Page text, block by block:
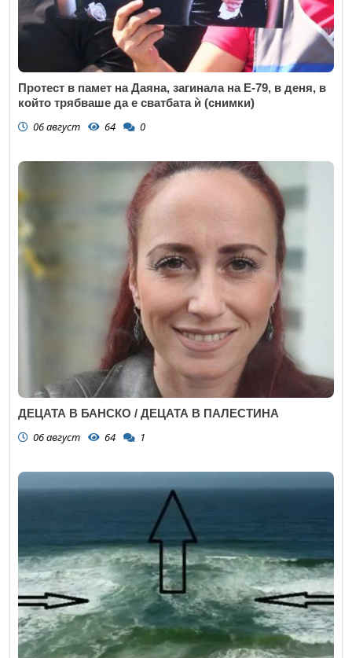
Протест в памет на Даяна, загинала на Е-79, в деня, в
който трябваше да е сватбата ѝ (снимки)
06 август 64 0
ДЕЦАТА В БАНСКО / ДЕЦАТА В ПАЛЕСТИНА
06 август 64 1